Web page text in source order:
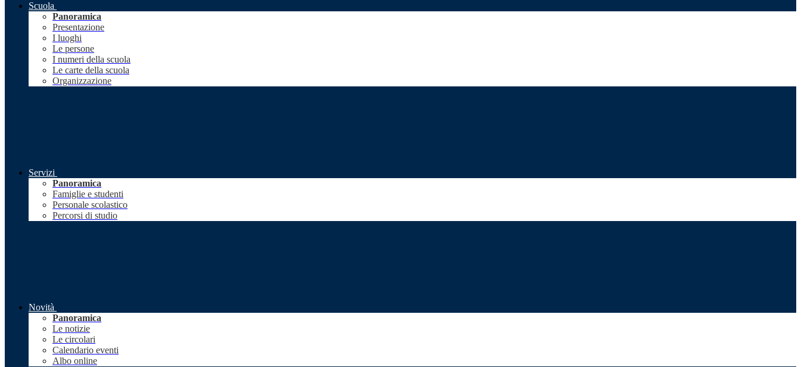
Scuola
Panoramica
Presentazione
I luoghi
Le persone
I numeri della scuola
Le carte della scuola
Organizzazione
Servizi
Panoramica
Famiglie e studenti
Personale scolastico
Percorsi di studio
Novità
Panoramica
Le notizie
Le circolari
Calendario eventi
Albo online